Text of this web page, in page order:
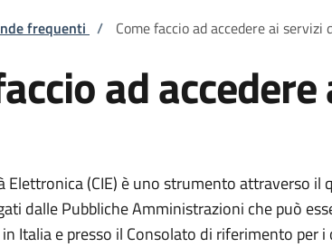
di pane
frequenti / Come faccio ad accedere ai servizi
ad
Elettronica (CIE) è uno strumento attraverso
dalle Pubbliche Amministrazioni che può
Italia e presso il Consolato di riferimento per i